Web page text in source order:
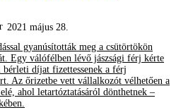
2021 május 28.
gyanúsították meg a csütörtökön
Egy válófélben lévő jászsági férj kérte
bérleti díjat fizettessenek a férj
Az őrizetbe vett vállalkozót vélhetően a
ahol letartóztatásáról dönthetnek –